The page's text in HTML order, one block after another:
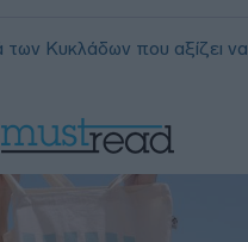
των Κυκλάδων που αξίζει να